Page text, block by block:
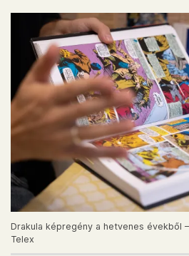
Drakula képregény a hetvenes évekből
Telex